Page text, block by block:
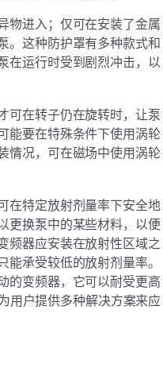
物进入；仅可在安装了金属
。这种防护罩有多种款式和
在运行时受到剧烈冲击，以
可在转子仍在旋转时，让泵
能要在特殊条件下使用涡轮
情况，可在磁场中使用涡轮
在特定放射剂量率下安全地
更换泵中的某些材料，以便
频器应安装在放射性区域之
承受较低的放射剂量率。
的变频器，它可以耐受更高
用户提供多种解决方案来应